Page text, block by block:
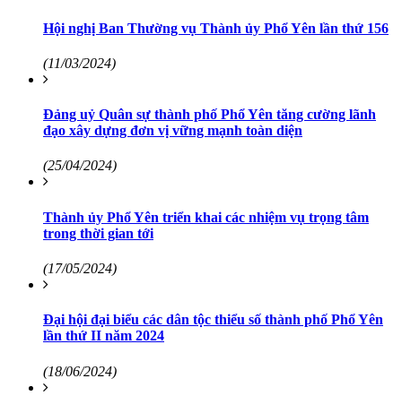
Hội nghị Ban Thường vụ Thành ủy Phổ Yên lần thứ 156
(11/03/2024)
Đảng uỷ Quân sự thành phố Phổ Yên tăng cường lãnh
đạo xây dựng đơn vị vững mạnh toàn diện
(25/04/2024)
Thành ủy Phổ Yên triển khai các nhiệm vụ trọng tâm
trong thời gian tới
(17/05/2024)
Đại hội đại biểu các dân tộc thiểu số thành phố Phổ Yên
lần thứ II năm 2024
(18/06/2024)